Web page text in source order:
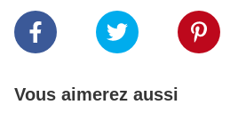
Vous aimerez aussi